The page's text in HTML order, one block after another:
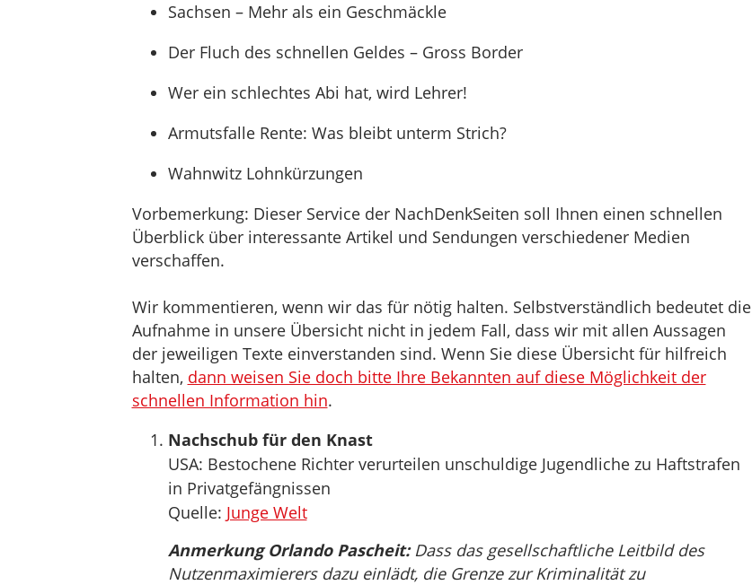
Sachsen – Mehr als ein Geschmäckle
Der Fluch des schnellen Geldes – Gross Border
Wer ein schlechtes Abi hat, wird Lehrer!
Armutsfalle Rente: Was bleibt unterm Strich?
Wahnwitz Lohnkürzungen
Vorbemerkung: Dieser Service der NachDenkSeiten soll Ihnen einen schnellen
Überblick über interessante Artikel und Sendungen verschiedener Medien
verschaffen.
Wir kommentieren, wenn wir das für nötig halten. Selbstverständlich bedeutet die
Aufnahme in unsere Übersicht nicht in jedem Fall, dass wir mit allen Aussagen
der jeweiligen Texte einverstanden sind. Wenn Sie diese Übersicht für hilfreich
halten, dann weisen Sie doch bitte Ihre Bekannten auf diese Möglichkeit der
schnellen Information hin.
Nachschub für den Knast
USA: Bestochene Richter verurteilen unschuldige Jugendliche zu Haftstrafen
in Privatgefängnissen
Quelle: Junge Welt
Anmerkung Orlando Pascheit:Dass das gesellschaftliche Leitbild des
Nutzenmaximierers dazu einlädt, die Grenze zur Kriminalität zu